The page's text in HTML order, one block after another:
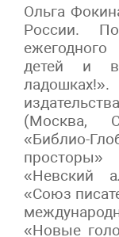
Ольга
России.
детей и
(Москва,
«Библио-
«Невский
«Союз
«Новые